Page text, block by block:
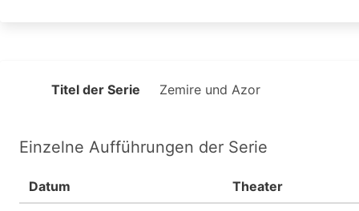
Titel der Serie Zemire und Azor
Einzelne Aufführungen der Serie
Datum Theater